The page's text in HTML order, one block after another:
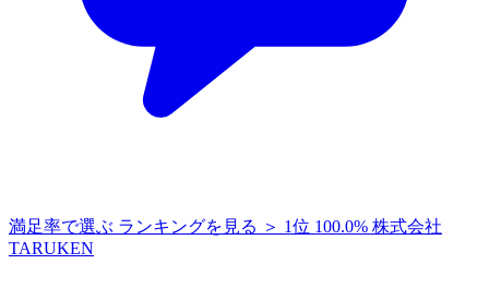
満足率で選ぶ ランキングを見る ＞ 1位 100.0% 株式会社
TARUKEN